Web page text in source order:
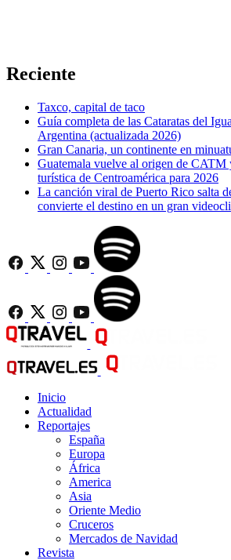
Reciente
Taxco, capital de taco
Guía completa de las Cataratas del
Argentina (actualizada 2026)
Gran Canaria, un continente en
Guatemala vuelve al origen de CATM
turística de Centroamérica para 2026
La canción viral de Puerto Rico salta
convierte el destino en un gran
Inicio
Actualidad
Reportajes
España
Europa
África
America
Asia
Oriente Medio
Cruceros
Mercados de Navidad
Revista